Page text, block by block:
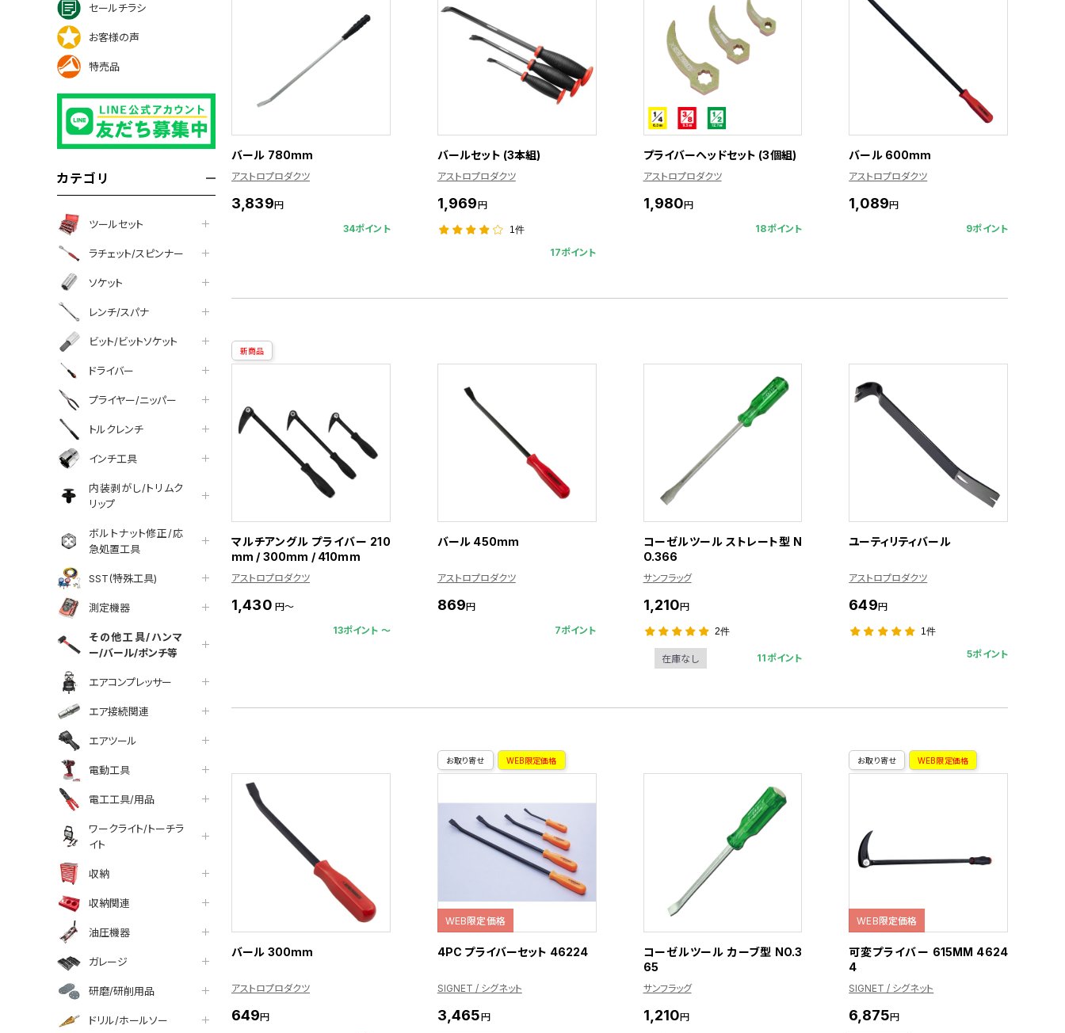
セールチラシ
お客様の声
特売品
カテゴリ
ツールセット
ラチェット/スピンナー
ソケット
レンチ/スパナ
ビット/ビットソケット
ドライバー
プライヤー/ニッパー
トルクレンチ
インチ工具
内装剥がし/トリムク
リップ
ボルトナット修正/応
急処置工具
SST(特殊工具)
測定機器
その他工具/ハンマ
ー/バール/ポンチ等
エアコンプレッサー
エア接続関連
エアツール
電動工具
電工工具/用品
ワークライト/トーチラ
イト
収納
収納関連
油圧機器
ガレージ
研磨/研削用品
ドリル/ホールソー
バール 780mm
アストロプロダクツ
3,839円
34ポイント
バールセット (3本組)
アストロプロダクツ
1,969円
1件
17ポイント
プライバーヘッドセット (3個組)
アストロプロダクツ
1,980円
18ポイント
バール 600mm
アストロプロダクツ
1,089円
9ポイント
新商品
マルチアングル プライバー 210
mm / 300mm / 410mm
アストロプロダクツ
1,430 円～
13ポイント 〜
バール 450mm
アストロプロダクツ
869円
7ポイント
コーゼルツール ストレート型 N
O.366
サンフラッグ
1,210円
2件
在庫なし 11ポイント
ユーティリティバール
アストロプロダクツ
649円
1件
5ポイント
バール 300mm
アストロプロダクツ
649円
お取り寄せ WEB限定価格
WEB限定価格
4PC プライバーセット 46224
SIGNET / シグネット
3,465円
コーゼルツール カーブ型 NO.3
65
サンフラッグ
1,210円
お取り寄せ WEB限定価格
WEB限定価格
可変プライバー 615MM 4624
4
SIGNET / シグネット
6,875円